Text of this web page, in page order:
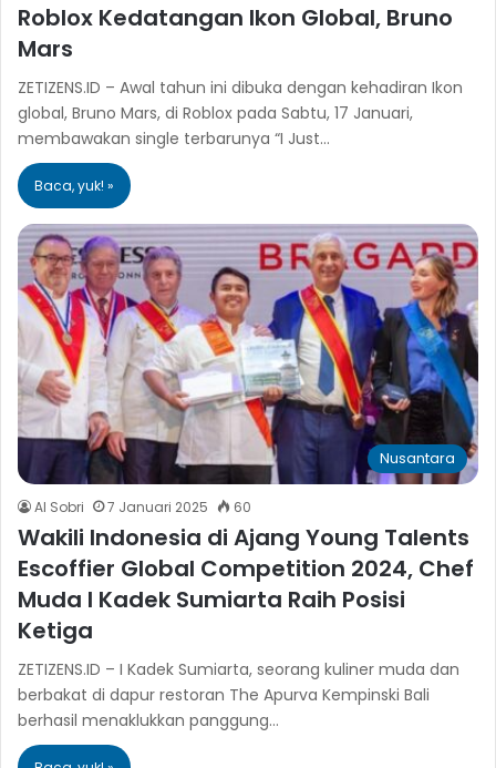
Roblox Kedatangan Ikon Global, Bruno
Mars
ZETIZENS.ID – Awal tahun ini dibuka dengan kehadiran Ikon
global, Bruno Mars, di Roblox pada Sabtu, 17 Januari,
membawakan single terbarunya “I Just…
Baca, yuk! »
Nusantara
Al Sobri 7 Januari 2025 60
Wakili Indonesia di Ajang Young Talents
Escoffier Global Competition 2024, Chef
Muda I Kadek Sumiarta Raih Posisi
Ketiga
ZETIZENS.ID – I Kadek Sumiarta, seorang kuliner muda dan
berbakat di dapur restoran The Apurva Kempinski Bali
berhasil menaklukkan panggung…